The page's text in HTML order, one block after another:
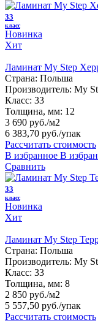
33
класс
Новинка
Хит
Ламинат My Step
Страна: Польша
Производитель: My
Класс: 33
Толщина, мм: 12
3 690 руб./м2
6 383,70 руб./упак
Рассчитать стоимость
В избранное В
Сравнить
33
класс
Новинка
Хит
Ламинат My Step
Страна: Польша
Производитель: My
Класс: 33
Толщина, мм: 8
2 850 руб./м2
5 557,50 руб./упак
Рассчитать стоимость